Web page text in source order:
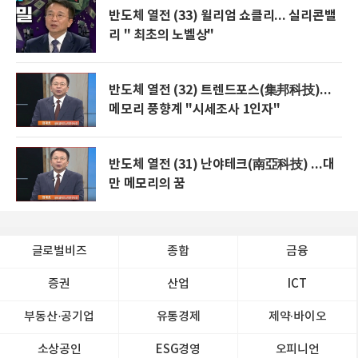
반도체 열전 (33) 윌리엄 쇼클리... 실리콘밸
리 " 최초의 노벨상"
반도체 열전 (32) 트렌드포스(集邦科技)...
메모리 풍향계 "시세조사 1인자"
반도체 열전 (31) 난야테크(南亞科技) ...대
만 메모리의 꿈
글로벌비즈 종합 금융
증권 산업 ICT
부동산·공기업 유통경제 제약∙바이오
소상공인 ESG경영 오피니언